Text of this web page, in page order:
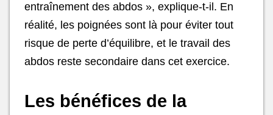
entraînement des abdos », explique-t-il. En
réalité, les poignées sont là pour éviter tout
risque de perte d’équilibre, et le travail des
abdos reste secondaire dans cet exercice.
Les bénéfices de la